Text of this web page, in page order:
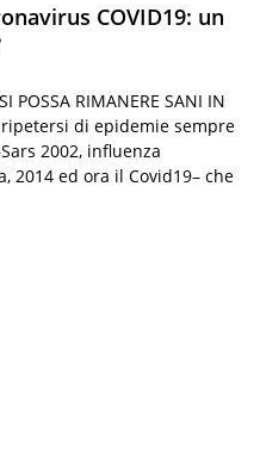
COVID19: un
POSSA RIMANERE SANI IN
ripetersi di epidemie sempre
2002, influenza
2014 ed ora il Covid19– che